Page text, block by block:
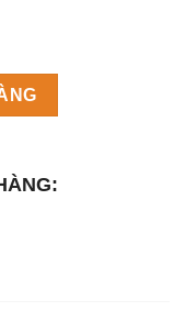
lượng